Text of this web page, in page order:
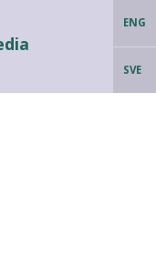
ENG
SVE